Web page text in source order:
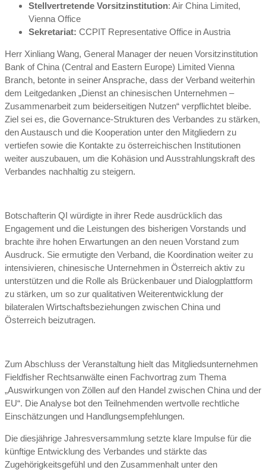
Stellvertretende Vorsitzinstitution: Air China Limited,
Vienna Office
Sekretariat: CCPIT Representative Office in Austria
Herr Xinliang Wang, General Manager der neuen Vorsitzinstitution
Bank of China (Central and Eastern Europe) Limited Vienna
Branch, betonte in seiner Ansprache, dass der Verband weiterhin
dem Leitgedanken „Dienst an chinesischen Unternehmen –
Zusammenarbeit zum beiderseitigen Nutzen“ verpflichtet bleibe.
Ziel sei es, die Governance-Strukturen des Verbandes zu stärken,
den Austausch und die Kooperation unter den Mitgliedern zu
vertiefen sowie die Kontakte zu österreichischen Institutionen
weiter auszubauen, um die Kohäsion und Ausstrahlungskraft des
Verbandes nachhaltig zu steigern.
Botschafterin QI würdigte in ihrer Rede ausdrücklich das
Engagement und die Leistungen des bisherigen Vorstands und
brachte ihre hohen Erwartungen an den neuen Vorstand zum
Ausdruck. Sie ermutigte den Verband, die Koordination weiter zu
intensivieren, chinesische Unternehmen in Österreich aktiv zu
unterstützen und die Rolle als Brückenbauer und Dialogplattform
zu stärken, um so zur qualitativen Weiterentwicklung der
bilateralen Wirtschaftsbeziehungen zwischen China und
Österreich beizutragen.
Zum Abschluss der Veranstaltung hielt das Mitgliedsunternehmen
Fieldfisher Rechtsanwälte einen Fachvortrag zum Thema
„Auswirkungen von Zöllen auf den Handel zwischen China und der
EU“. Die Analyse bot den Teilnehmenden wertvolle rechtliche
Einschätzungen und Handlungsempfehlungen.
Die diesjährige Jahresversammlung setzte klare Impulse für die
künftige Entwicklung des Verbandes und stärkte das
Zugehörigkeitsgefühl und den Zusammenhalt unter den